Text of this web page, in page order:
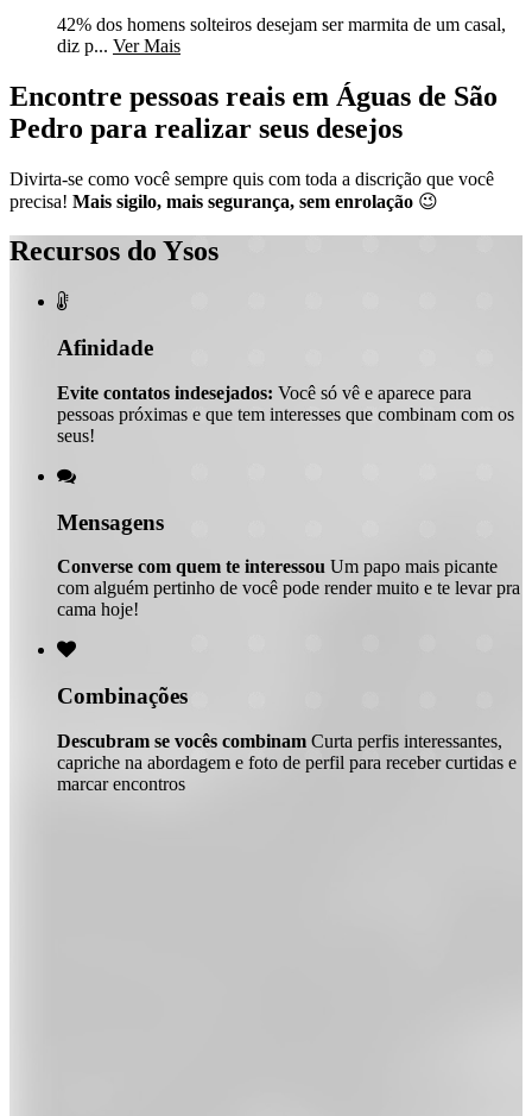
42% dos homens solteiros desejam ser marmita de um casal,
diz p... Ver Mais
Encontre pessoas reais em Águas de São
Pedro para realizar seus desejos
Divirta-se como você sempre quis com toda a discrição que você
precisa! Mais sigilo, mais segurança, sem enrolação 😉
Recursos do Ysos

Afinidade
Evite contatos indesejados: Você só vê e aparece para
pessoas próximas e que tem interesses que combinam com os
seus!

Mensagens
Converse com quem te interessou Um papo mais picante
com alguém pertinho de você pode render muito e te levar pra
cama hoje!

Combinações
Descubram se vocês combinam Curta perfis interessantes,
capriche na abordagem e foto de perfil para receber curtidas e
marcar encontros